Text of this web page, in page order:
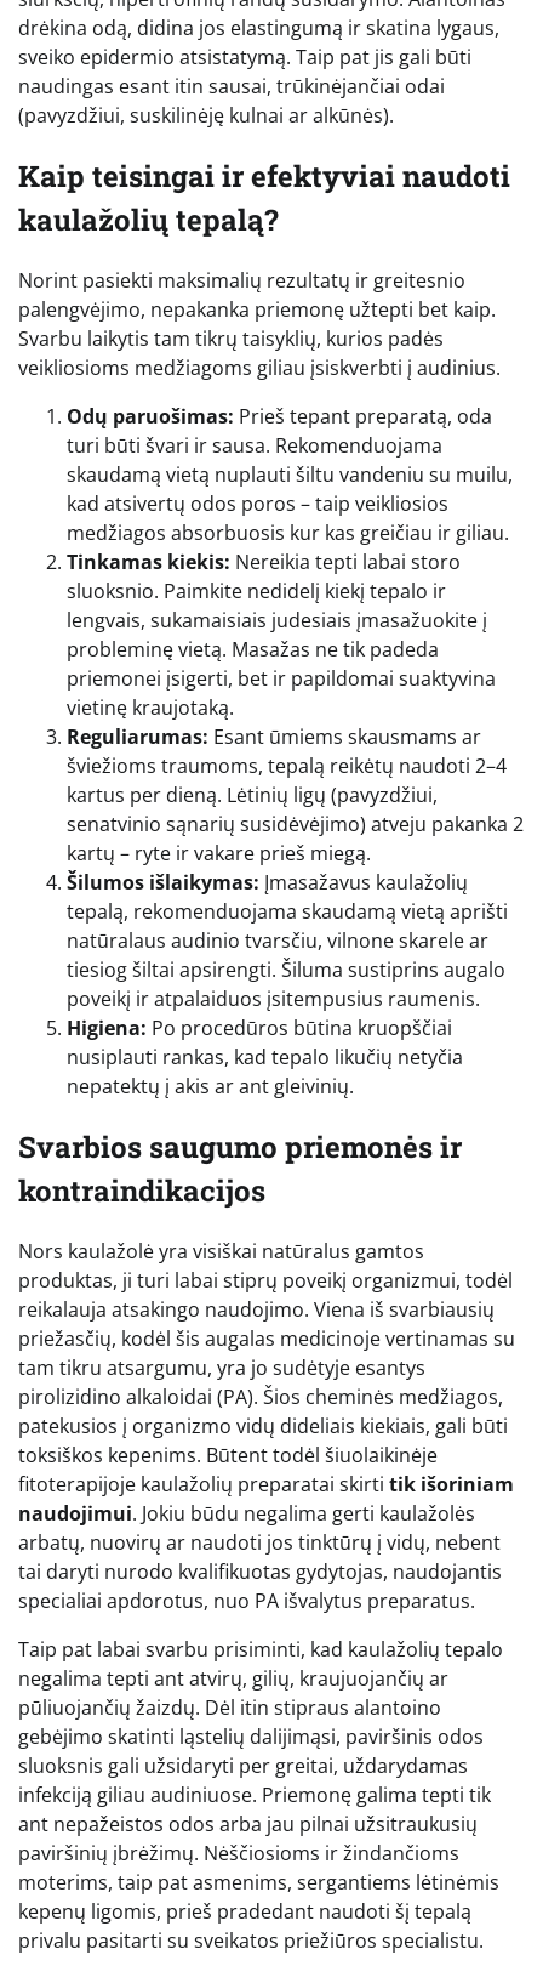
drėkina odą, didina jos elastingumą ir skatina lygaus,
sveiko epidermio atsistatymą. Taip pat jis gali būti
naudingas esant itin sausai, trūkinėjančiai odai
(pavyzdžiui, suskilinėję kulnai ar alkūnės).
Kaip teisingai ir efektyviai naudoti
kaulažolių tepalą?
Norint pasiekti maksimalių rezultatų ir greitesnio
palengvėjimo, nepakanka priemonę užtepti bet kaip.
Svarbu laikytis tam tikrų taisyklių, kurios padės
veikliosioms medžiagoms giliau įsiskverbti į audinius.
Odų paruošimas: Prieš tepant preparatą, oda
turi būti švari ir sausa. Rekomenduojama
skaudamą vietą nuplauti šiltu vandeniu su muilu,
kad atsivertų odos poros – taip veikliosios
medžiagos absorbuosis kur kas greičiau ir giliau.
Tinkamas kiekis: Nereikia tepti labai storo
sluoksnio. Paimkite nedidelį kiekį tepalo ir
lengvais, sukamaisiais judesiais įmasažuokite į
probleminę vietą. Masažas ne tik padeda
priemonei įsigerti, bet ir papildomai suaktyvina
vietinę kraujotaką.
Reguliarumas: Esant ūmiems skausmams ar
šviežioms traumoms, tepalą reikėtų naudoti 2–4
kartus per dieną. Lėtinių ligų (pavyzdžiui,
senatvinio sąnarių susidėvėjimo) atveju pakanka 2
kartų – ryte ir vakare prieš miegą.
Šilumos išlaikymas: Įmasažavus kaulažolių
tepalą, rekomenduojama skaudamą vietą aprišti
natūralaus audinio tvarsčiu, vilnone skarele ar
tiesiog šiltai apsirengti. Šiluma sustiprins augalo
poveikį ir atpalaiduos įsitempusius raumenis.
Higiena: Po procedūros būtina kruopščiai
nusiplauti rankas, kad tepalo likučių netyčia
nepatektų į akis ar ant gleivinių.
Svarbios saugumo priemonės ir
kontraindikacijos
Nors kaulažolė yra visiškai natūralus gamtos
produktas, ji turi labai stiprų poveikį organizmui, todėl
reikalauja atsakingo naudojimo. Viena iš svarbiausių
priežasčių, kodėl šis augalas medicinoje vertinamas su
tam tikru atsargumu, yra jo sudėtyje esantys
pirolizidino alkaloidai (PA). Šios cheminės medžiagos,
patekusios į organizmo vidų dideliais kiekiais, gali būti
toksiškos kepenims. Būtent todėl šiuolaikinėje
fitoterapijoje kaulažolių preparatai skirti tik išoriniam
naudojimui. Jokiu būdu negalima gerti kaulažolės
arbatų, nuovirų ar naudoti jos tinktūrų į vidų, nebent
tai daryti nurodo kvalifikuotas gydytojas, naudojantis
specialiai apdorotus, nuo PA išvalytus preparatus.
Taip pat labai svarbu prisiminti, kad kaulažolių tepalo
negalima tepti ant atvirų, gilių, kraujuojančių ar
pūliuojančių žaizdų. Dėl itin stipraus alantoino
gebėjimo skatinti ląstelių dalijimąsi, paviršinis odos
sluoksnis gali užsidaryti per greitai, uždarydamas
infekciją giliau audiniuose. Priemonę galima tepti tik
ant nepažeistos odos arba jau pilnai užsitraukusių
paviršinių įbrėžimų. Nėščiosioms ir žindančioms
moterims, taip pat asmenims, sergantiems lėtinėmis
kepenų ligomis, prieš pradedant naudoti šį tepalą
privalu pasitarti su sveikatos priežiūros specialistu.